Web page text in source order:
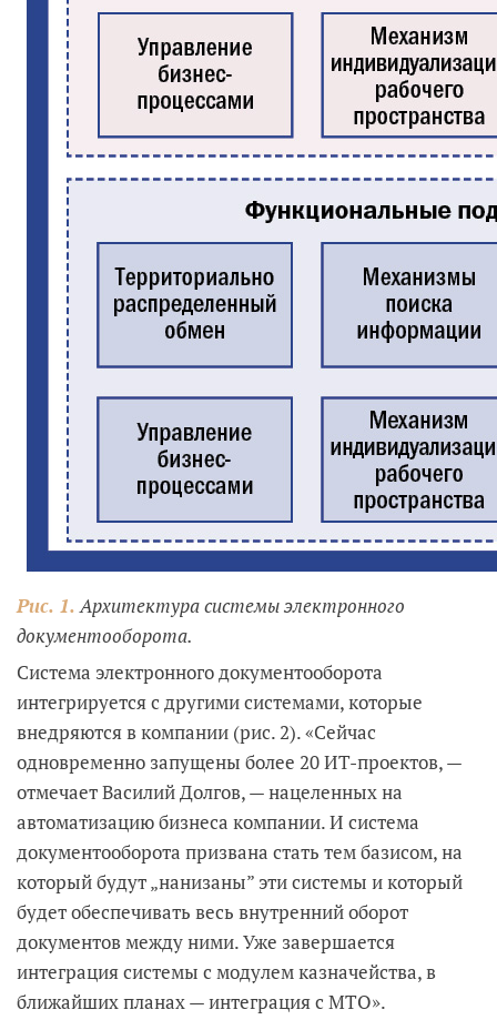
Рис. 1. Архитектура системы электронного
документооборота.
Система электронного документооборота
интегрируется с другими системами, которые
внедряются в компании (рис. 2). «Сейчас
одновременно запущены более 20 ИТ-проектов, —
отмечает Василий Долгов, — нацеленных на
автоматизацию бизнеса компании. И система
документооборота призвана стать тем базисом, на
который будут „нанизаны” эти системы и который
будет обеспечивать весь внутренний оборот
документов между ними. Уже завершается
интеграция системы с модулем казначейства, в
ближайших планах — интеграция с МТО».